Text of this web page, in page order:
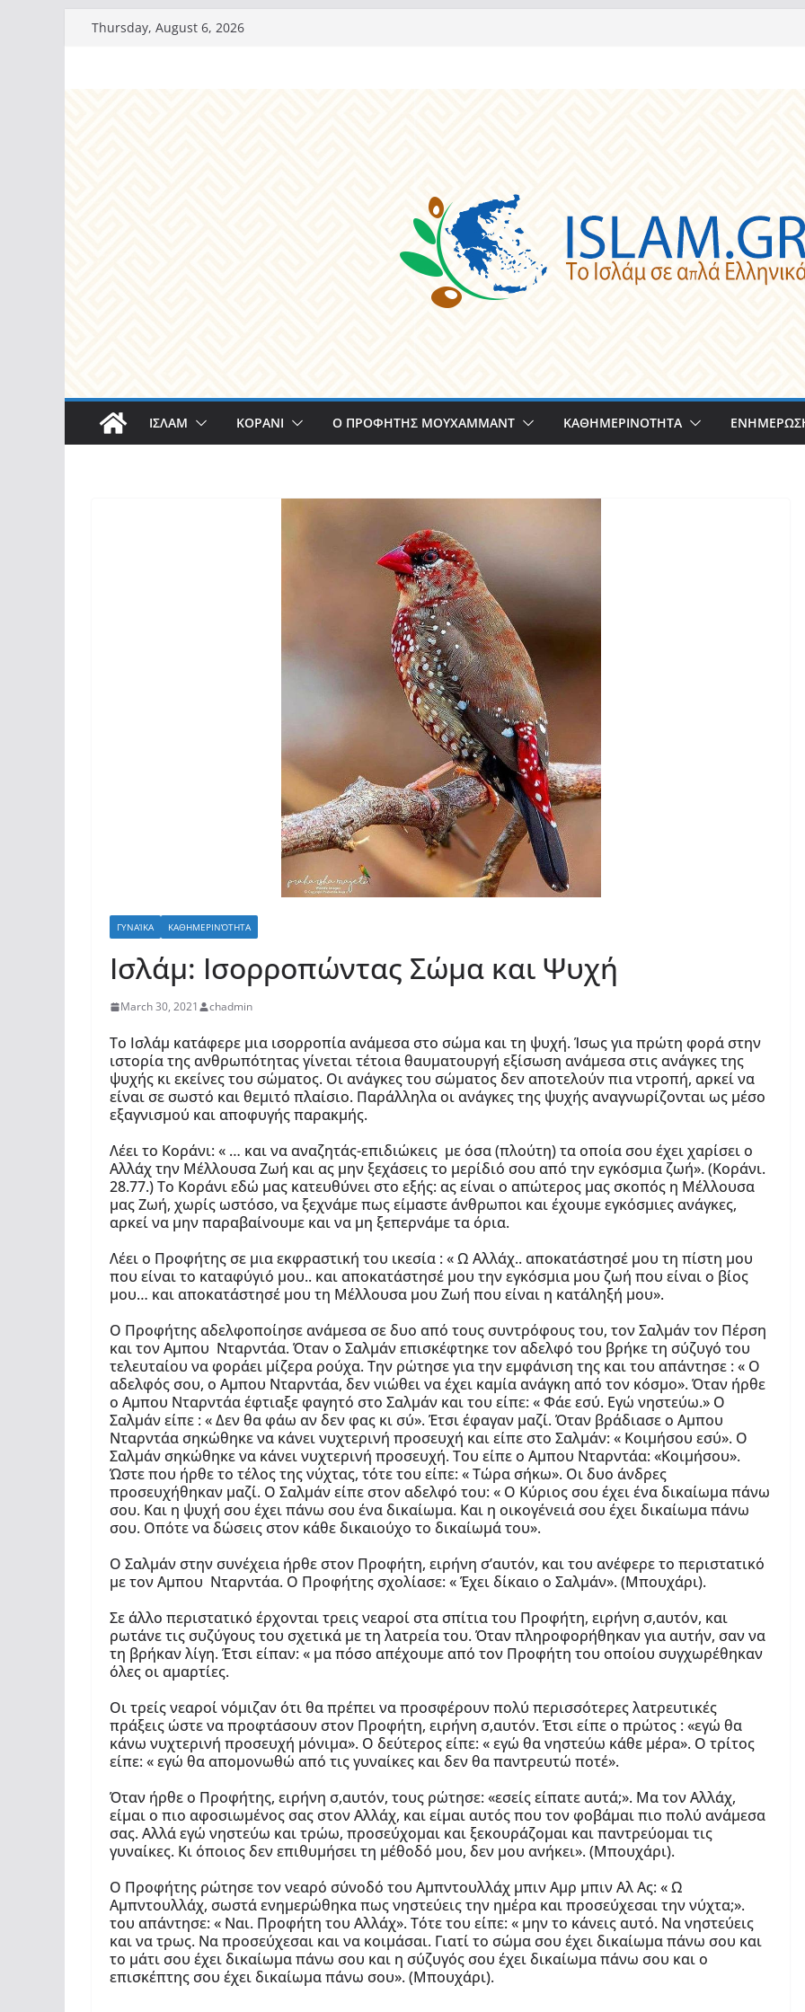
Thursday, August 6, 2026
ΙΣΛΑΜ ΚΟΡΑΝΙ Ο ΠΡΟΦΗΤΗΣ ΜΟΥΧΑΜΜΑΝΤ ΚΑΘΗΜΕΡΙΝΟΤΗΤΑ
ΓΥΝΑΊΚΑ ΚΑΘΗΜΕΡΙΝΌΤΗΤΑ
Ισλάμ: Ισορροπώντας Σώμα και Ψυχή
March 30, 2021 chadmin
Το Ισλάμ κατάφερε μια ισορροπία ανάμεσα στο σώμα και τη ψυχή. Ίσως για πρώτη φορά στην
ιστορία της ανθρωπότητας γίνεται τέτοια θαυματουργή εξίσωση ανάμεσα στις ανάγκες της
ψυχής κι εκείνες του σώματος. Οι ανάγκες του σώματος δεν αποτελούν πια ντροπή, αρκεί να
είναι σε σωστό και θεμιτό πλαίσιο. Παράλληλα οι ανάγκες της ψυχής αναγνωρίζονται ως μέσο
εξαγνισμού και αποφυγής παρακμής.
Λέει το Κοράνι: « … και να αναζητάς-επιδιώκεις με όσα (πλούτη) τα οποία σου έχει χαρίσει ο
Αλλάχ την Μέλλουσα Ζωή και ας μην ξεχάσεις το μερίδιό σου από την εγκόσμια ζωή». (Κοράνι.
28.77.) Το Κοράνι εδώ μας κατευθύνει στο εξής: ας είναι ο απώτερος μας σκοπός η Μέλλουσα
μας Ζωή, χωρίς ωστόσο, να ξεχνάμε πως είμαστε άνθρωποι και έχουμε εγκόσμιες ανάγκες,
αρκεί να μην παραβαίνουμε και να μη ξεπερνάμε τα όρια.
Λέει ο Προφήτης σε μια εκφραστική του ικεσία : « Ω Αλλάχ.. αποκατάστησέ μου τη πίστη μου
που είναι το καταφύγιό μου.. και αποκατάστησέ μου την εγκόσμια μου ζωή που είναι ο βίος
μου… και αποκατάστησέ μου τη Μέλλουσα μου Ζωή που είναι η κατάληξή μου».
Ο Προφήτης αδελφοποίησε ανάμεσα σε δυο από τους συντρόφους του, τον Σαλμάν τον Πέρση
και τον Αμπου Νταρντάα. Όταν ο Σαλμάν επισκέφτηκε τον αδελφό του βρήκε τη σύζυγό του
τελευταίου να φοράει μίζερα ρούχα. Την ρώτησε για την εμφάνιση της και του απάντησε : « Ο
αδελφός σου, ο Αμπου Νταρντάα, δεν νιώθει να έχει καμία ανάγκη από τον κόσμο». Όταν ήρθε
ο Αμπου Νταρντάα έφτιαξε φαγητό στο Σαλμάν και του είπε: « Φάε εσύ. Εγώ νηστεύω.» Ο
Σαλμάν είπε : « Δεν θα φάω αν δεν φας κι σύ». Έτσι έφαγαν μαζί. Όταν βράδιασε ο Αμπου
Νταρντάα σηκώθηκε να κάνει νυχτερινή προσευχή και είπε στο Σαλμάν: « Κοιμήσου εσύ». Ο
Σαλμάν σηκώθηκε να κάνει νυχτερινή προσευχή. Του είπε ο Αμπου Νταρντάα: «Κοιμήσου».
Ώστε που ήρθε το τέλος της νύχτας, τότε του είπε: « Τώρα σήκω». Οι δυο άνδρες
προσευχήθηκαν μαζί. Ο Σαλμάν είπε στον αδελφό του: « Ο Κύριος σου έχει ένα δικαίωμα πάνω
σου. Και η ψυχή σου έχει πάνω σου ένα δικαίωμα. Και η οικογένειά σου έχει δικαίωμα πάνω
σου. Οπότε να δώσεις στον κάθε δικαιούχο το δικαίωμά του».
Ο Σαλμάν στην συνέχεια ήρθε στον Προφήτη, ειρήνη σ’αυτόν, και του ανέφερε το περιστατικό
με τον Αμπου Νταρντάα. Ο Προφήτης σχολίασε: « Έχει δίκαιο ο Σαλμάν». (Μπουχάρι).
Σε άλλο περιστατικό έρχονται τρεις νεαροί στα σπίτια του Προφήτη, ειρήνη σ,αυτόν, και
ρωτάνε τις συζύγους του σχετικά με τη λατρεία του. Όταν πληροφορήθηκαν για αυτήν, σαν να
τη βρήκαν λίγη. Έτσι είπαν: « μα πόσο απέχουμε από τον Προφήτη του οποίου συγχωρέθηκαν
όλες οι αμαρτίες.
Οι τρείς νεαροί νόμιζαν ότι θα πρέπει να προσφέρουν πολύ περισσότερες λατρευτικές
πράξεις ώστε να προφτάσουν στον Προφήτη, ειρήνη σ,αυτόν. Έτσι είπε ο πρώτος : «εγώ θα
κάνω νυχτερινή προσευχή μόνιμα». Ο δεύτερος είπε: « εγώ θα νηστεύω κάθε μέρα». Ο τρίτος
είπε: « εγώ θα απομονωθώ από τις γυναίκες και δεν θα παντρευτώ ποτέ».
Όταν ήρθε ο Προφήτης, ειρήνη σ,αυτόν, τους ρώτησε: «εσείς είπατε αυτά;». Μα τον Αλλάχ,
είμαι ο πιο αφοσιωμένος σας στον Αλλάχ, και είμαι αυτός που τον φοβάμαι πιο πολύ ανάμεσα
σας. Αλλά εγώ νηστεύω και τρώω, προσεύχομαι και ξεκουράζομαι και παντρεύομαι τις
γυναίκες. Κι όποιος δεν επιθυμήσει τη μέθοδό μου, δεν μου ανήκει». (Μπουχάρι).
Ο Προφήτης ρώτησε τον νεαρό σύνοδό του Αμπντουλλάχ μπιν Αμρ μπιν Αλ Ας: « Ω
Αμπντουλλάχ, σωστά ενημερώθηκα πως νηστεύεις την ημέρα και προσεύχεσαι την νύχτα;».
του απάντησε: « Ναι. Προφήτη του Αλλάχ». Τότε του είπε: « μην το κάνεις αυτό. Να νηστεύεις
και να τρως. Να προσεύχεσαι και να κοιμάσαι. Γιατί το σώμα σου έχει δικαίωμα πάνω σου και
το μάτι σου έχει δικαίωμα πάνω σου και η σύζυγός σου έχει δικαίωμα πάνω σου και ο
επισκέπτης σου έχει δικαίωμα πάνω σου». (Μπουχάρι).